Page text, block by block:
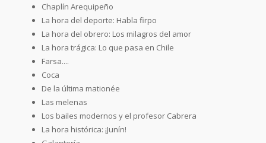
Chaplín Arequipeño
La hora del deporte: Habla firpo
La hora del obrero: Los milagros del amor
La hora trágica: Lo que pasa en Chile
Farsa....
Coca
De la última mationée
Las melenas
Los bailes modernos y el profesor Cabrera
La hora histórica: ¡Junín!